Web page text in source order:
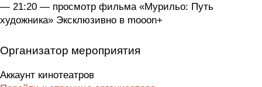
— 21:20 — просмотр фильма «Мурильо: Путь
художника» Эксклюзивно в mooon+
Организатор мероприятия
Аккаунт кинотеатров